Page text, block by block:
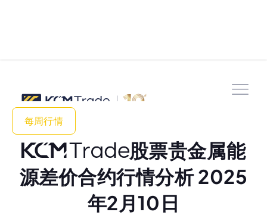
每周行情
股票贵金属能
源差价合约行情分析 2025
年2月10日